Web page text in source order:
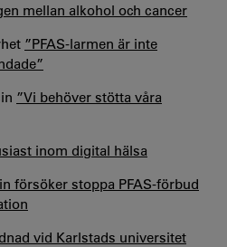
mellan alkohol och cancer
”PFAS-larmen är inte
”Vi behöver stötta våra
inom digital hälsa
försöker stoppa PFAS-förbud
vid Karlstads universitet